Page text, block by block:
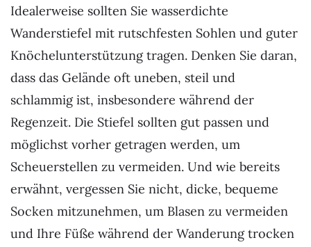
Idealerweise sollten Sie wasserdichte
Wanderstiefel mit rutschfesten Sohlen und guter
Knöchelunterstützung tragen. Denken Sie daran,
dass das Gelände oft uneben, steil und
schlammig ist, insbesondere während der
Regenzeit. Die Stiefel sollten gut passen und
möglichst vorher getragen werden, um
Scheuerstellen zu vermeiden. Und wie bereits
erwähnt, vergessen Sie nicht, dicke, bequeme
Socken mitzunehmen, um Blasen zu vermeiden
und Ihre Füße während der Wanderung trocken